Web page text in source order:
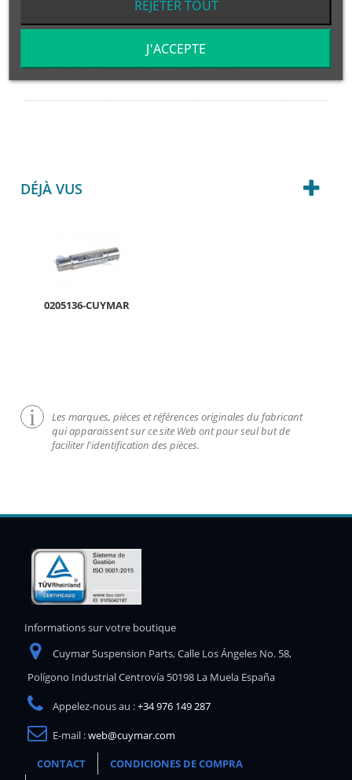
0205136
BULON 30-35x152 BALL (ADAPTABLE A IVECO)
DÉJÀ VUS
0205136-CUYMAR
Les marques, pièces et références originales du fabricant
qui apparaissent sur ce site Web ont pour seul but de
faciliter l'identification des pièces.
Informations sur votre boutique
Cuymar Suspension Parts, Calle Los Ángeles No. 58,
Polígono Industrial Centrovía 50198 La Muela España
Appelez-nous au :+34 976 149 287
E-mail :web@cuymar.com
REJETER TOUT
J'ACCEPTE
CONTACT
CONDICIONES DE COMPRA